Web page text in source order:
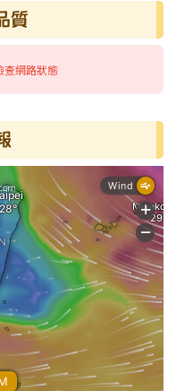
質
網路狀態